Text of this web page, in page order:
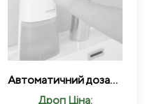
Автоматичний дозатор для мила Soapper Auto Foaming Hand Wash
Дроп Ціна: